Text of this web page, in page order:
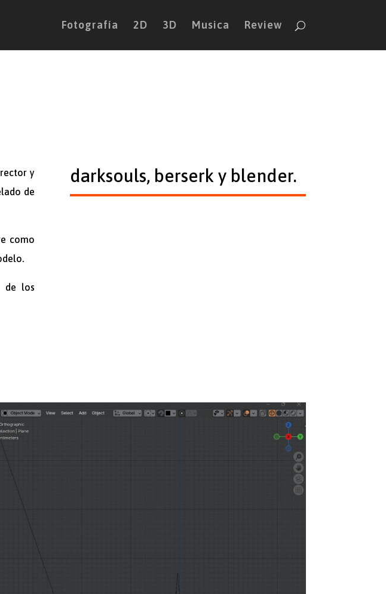
Fotografía 2D 3D Musica Review
y
de
como
de los
darksouls, berserk y blender.